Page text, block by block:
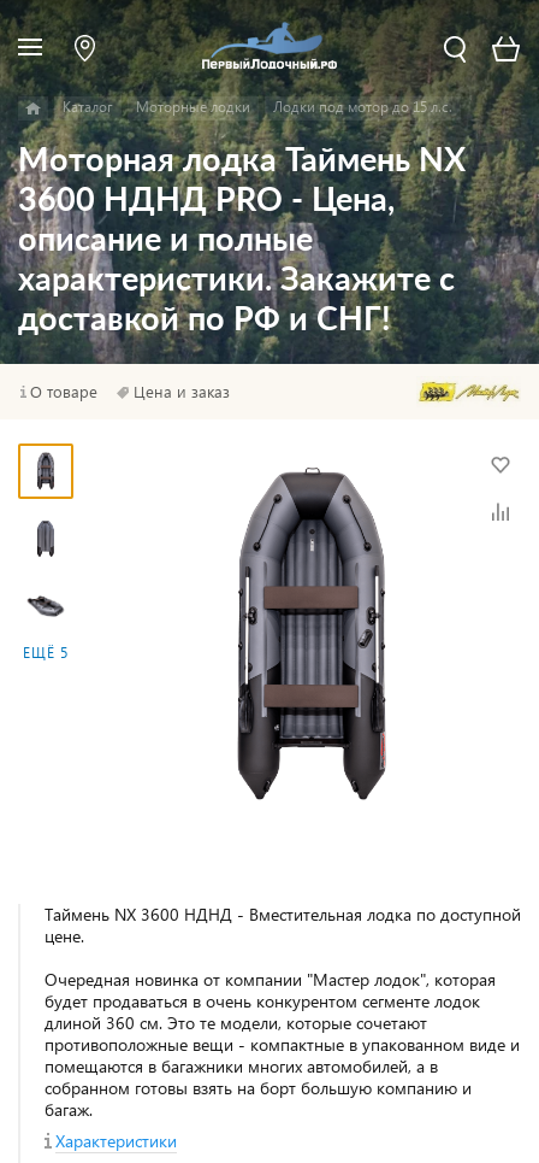
Каталог Моторные лодки Лодки под мотор до 15 л.с.
Моторная лодка Таймень NX
3600 НДНД PRO - Цена,
описание и полные
характеристики. Закажите с
доставкой по РФ и СНГ!
О товаре Цена и заказ
ЕЩЁ 5
Таймень NX 3600 НДНД - Вместительная лодка по доступной
цене.
Очередная новинка от компании "Мастер лодок", которая
будет продаваться в очень конкурентом сегменте лодок
длиной 360 см. Это те модели, которые сочетают
противоположные вещи - компактные в упакованном виде и
помещаются в багажники многих автомобилей, а в
собранном готовы взять на борт большую компанию и
багаж.
Характеристики